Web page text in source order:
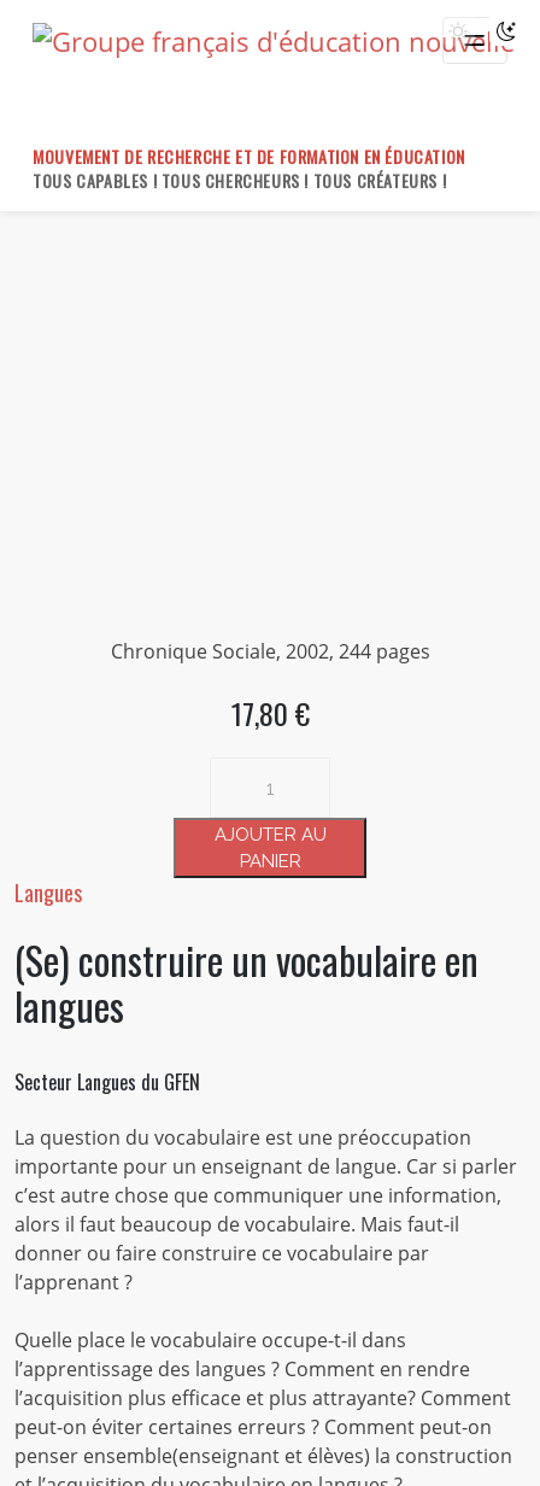
MOUVEMENT DE RECHERCHE ET DE FORMATION EN ÉDUCATION
TOUS CAPABLES ! TOUS CHERCHEURS ! TOUS CRÉATEURS !
Chronique Sociale, 2002, 244 pages
17,80 €
(Se)
construire
un
langues
AJOUTER AU
PANIER
Langues
(Se) construire un vocabulaire en
langues
Secteur Langues du GFEN
La question du vocabulaire est une préoccupation
importante pour un enseignant de langue. Car si parler
c’est autre chose que communiquer une information,
alors il faut beaucoup de vocabulaire. Mais faut-il
donner ou faire construire ce vocabulaire par
l’apprenant ?
Quelle place le vocabulaire occupe-t-il dans
l’apprentissage des langues ? Comment en rendre
l’acquisition plus efficace et plus attrayante? Comment
peut-on éviter certaines erreurs ? Comment peut-on
penser ensemble(enseignant et élèves) la construction